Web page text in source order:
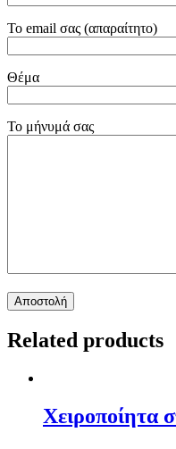
Το email σας (απαραίτητο)
Θέμα
Το μήνυμά σας
Related products
Χειροποίητα